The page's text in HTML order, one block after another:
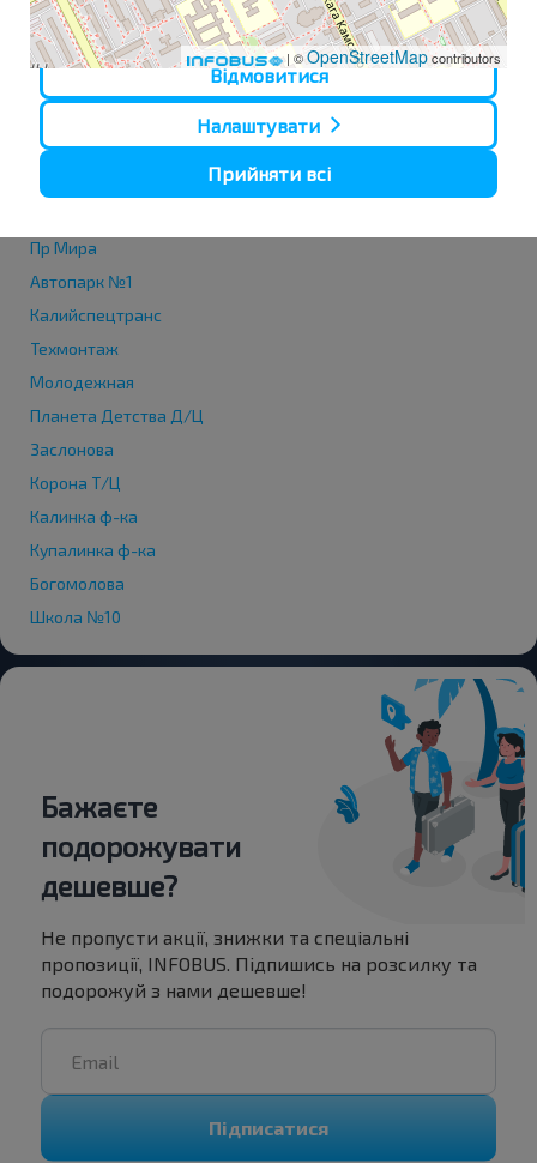
| ©OpenStreetMapcontributors
Автовокзал, ул. Ленинского
Пр Мира
Автопарк №1
Калийспецтранс
Техмонтаж
Молодежная
Планета Детства Д/Ц
Заслонова
Корона Т/Ц
Калинка ф-ка
Купалинка ф-ка
Богомолова
Школа №10
Бажаєте
подорожувати
дешевше?
Не пропусти акції, знижки та спеціальні
пропозиції, INFOBUS. Підпишись на розсилку та
подорожуй з нами дешевше!
Підписатися
Відмовитися
Налаштувати
Прийняти всі